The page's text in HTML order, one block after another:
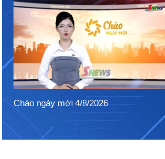
Chào ngày mới 4/8/2026